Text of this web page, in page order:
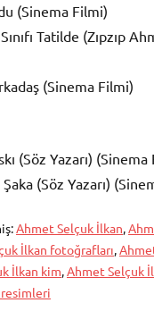
(Sinema Filmi)
Tatilde (Zıpzıp
(Sinema Filmi)
(Söz Yazarı) (Sinema
(Söz Yazarı)
Ahmet Selçuk İlkan,
İlkan fotoğrafları,
İlkan kim,Ahmet Selçuk